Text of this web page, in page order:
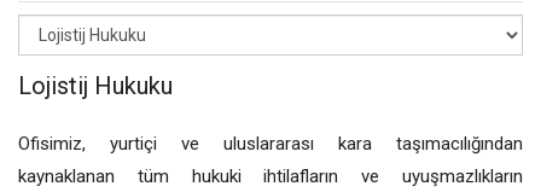
Lojistij Hukuku
Ofisimiz, yurtiçi ve uluslararası kara taşımacılığından
kaynaklanan tüm hukuki ihtilafların ve uyuşmazlıkların